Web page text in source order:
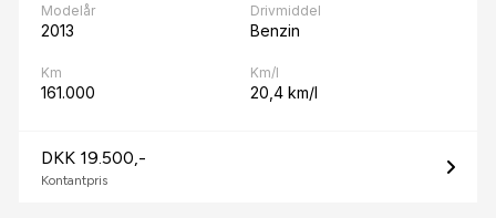
Modelår
2013
Drivmiddel
Benzin
Km
161.000
Km/l
20,4 km/l
DKK 19.500,-
Kontantpris